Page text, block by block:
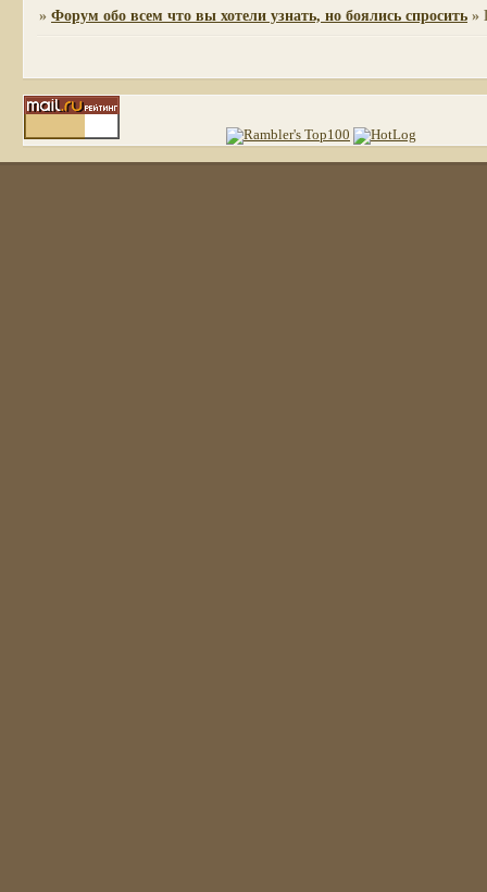
»Форум обо всем что вы хотели узнать, но боялись спросить »